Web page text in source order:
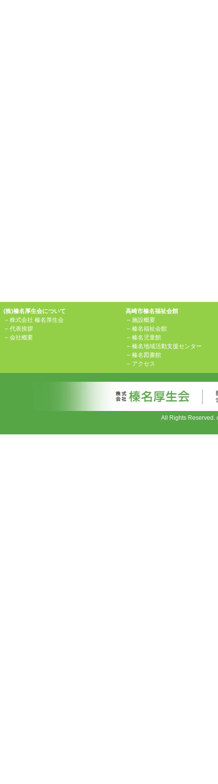
(株)榛名厚生会について
高崎市榛名福祉会館
– 株式会社 榛名厚生会
– 代表挨拶
– 会社概要
– 施設概要
– 榛名福祉会館
– 榛名児童館
– 榛名地域活動支援センター
– 榛名図書館
– アクセス
All Rights Reserved.